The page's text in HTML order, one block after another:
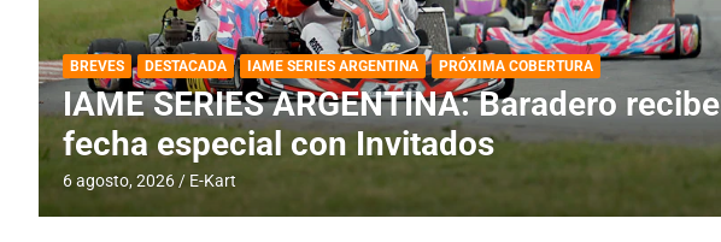
DESTACADA IAME SERIES ARGENTINA
IAME SERIES ARGENTINA: Horarios para la
fecha con Invitados
4 agosto, 2026 E-Kart